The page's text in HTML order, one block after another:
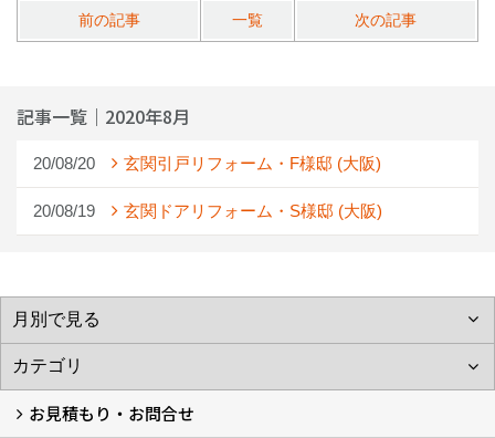
前の記事 一覧 次の記事
記事一覧｜2020年8月
20/08/20 玄関引戸リフォーム・F様邸 (大阪)
20/08/19 玄関ドアリフォーム・S様邸 (大阪)
お見積もり・お問合せ